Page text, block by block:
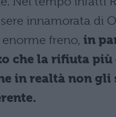
innamorata di
enorme freno, in
che la rifiuta più
in realtà non gli